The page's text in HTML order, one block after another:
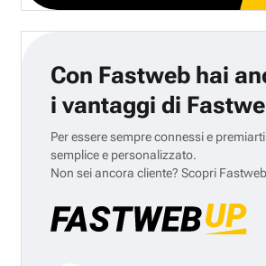
Con Fastweb hai
i vantaggi di
Per essere sempre connessi e
semplice e personalizzato.
Non sei ancora cliente? Scopri